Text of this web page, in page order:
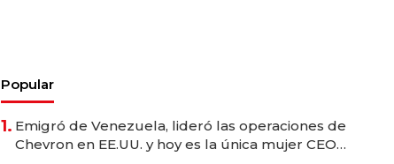
Popular
1. Emigró de Venezuela, lideró las operaciones de
Chevron en EE.UU. y hoy es la única mujer CEO